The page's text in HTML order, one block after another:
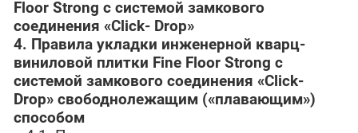
Floor Strong с системой замкового
соединения «Click- Drop»
4. Правила укладки инженерной кварц-
виниловой плитки Fine Floor Strong с
системой замкового соединения «Click-
Drop» свободнолежащим («плавающим»)
способом